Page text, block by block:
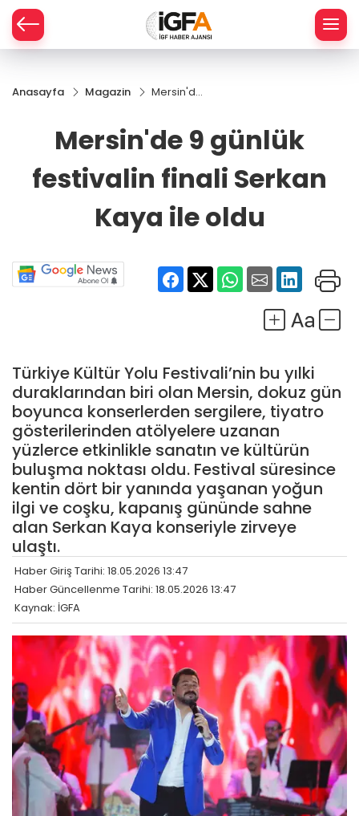
Anasayfa Magazin
Mersin'de
finali
Kaya ile
oldu
Mersin'de 9 günlük
festivalin finali Serkan
Kaya ile oldu
Türkiye Kültür Yolu Festivali’nin bu yılki
duraklarından biri olan Mersin, dokuz gün
boyunca konserlerden sergilere, tiyatro
gösterilerinden atölyelere uzanan
yüzlerce etkinlikle sanatın ve kültürün
buluşma noktası oldu. Festival süresince
kentin dört bir yanında yaşanan yoğun
ilgi ve coşku, kapanış gününde sahne
alan Serkan Kaya konseriyle zirveye
ulaştı.
Haber Giriş Tarihi: 18.05.2026 13:47
Haber Güncellenme Tarihi: 18.05.2026 13:47
Kaynak: İGFA